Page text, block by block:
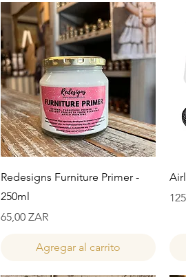
Vista rápida
Redesigns Furniture Primer -
250ml
Precio
65,00 ZAR
Agregar al carrito